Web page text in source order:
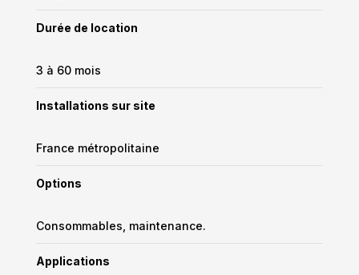
Durée de location
3 à 60 mois
Installations sur site
France métropolitaine
Options
Consommables, maintenance.
Applications